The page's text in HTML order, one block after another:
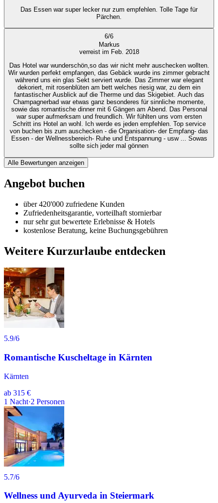
Das Essen war super lecker nur zum empfehlen. Tolle Tage für
Pärchen.
6/6
Markus
verreist im Feb. 2018
Das Hotel war wunderschön,so das wir nicht mehr auschecken wollten.
Wir wurden perfekt empfangen, das Gebäck wurde ins zimmer gebracht
während uns ein glas Sekt serviert wurde. Das Zimmer war elegant
dekoriert, mit rosenblüten am bett welches riesig war, zu dem ein
fantastischer Ausblick auf die Therme und das Skigebiet. Auch das
Champagnerbad war etwas ganz besonderes für sinnliche momente,
sowie das romantische dinner mit 6 Gängen am Abend. Das Personal
war super aufmerksam und freundlich. Wir fühlten uns vom ersten
Schritt ins Hotel an wohl. Ich werde es jeden empfehlen. Top service
von buchen bis zum auschecken - die Organisation- der Empfang- das
Essen - der Wellnessbereich- Ruhe und Entspannung - usw ... Sowas
sollte sich jeder mal gönnen
Alle Bewertungen anzeigen
Angebot buchen
über 420'000 zufriedene Kunden
Zufriedenheitsgarantie, vorteilhaft stornierbar
nur sehr gut bewertete Erlebnisse & Hotels
kostenlose Beratung, keine Buchungsgebühren
Weitere Kurzurlaube entdecken
5.9/6
Romantische Kuscheltage in Kärnten
Kärnten
ab 315 €
1 Nacht·2 Personen
5.7/6
Wellness und Ayurveda in Steiermark